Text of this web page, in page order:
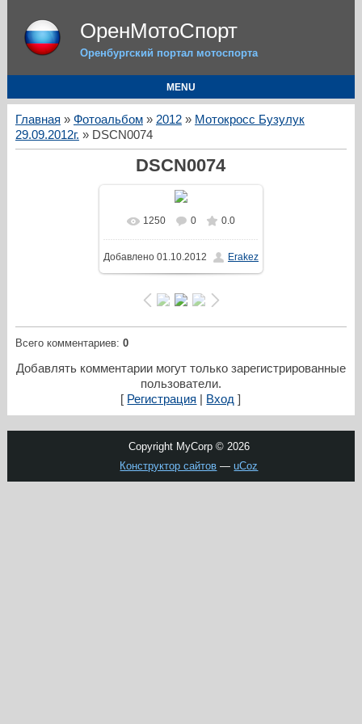
ОренМотоСпорт
Оренбургский портал мотоспорта
MENU
Главная » Фотоальбом» 2012» Мотокросс Бузулук
29.09.2012г. » DSCN0074
DSCN0074
1250 0 0.0
Добавлено01.10.2012 Erakez
Всего комментариев: 0
Добавлять комментарии могут только зарегистрированные
пользователи.
[ Регистрация Вход ]
Copyright MyCorp © 2026
Конструктор сайтов —uCoz